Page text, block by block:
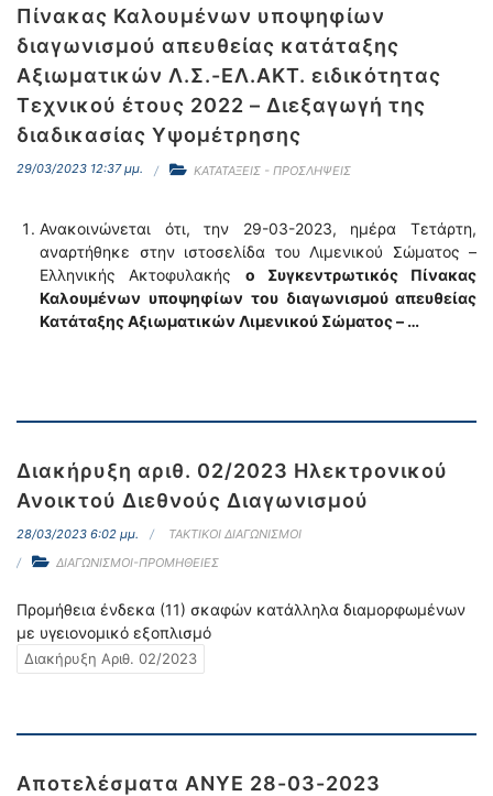
Πίνακας Καλουμένων υποψηφίων
διαγωνισμού απευθείας κατάταξης
Αξιωματικών Λ.Σ.-ΕΛ.ΑΚΤ. ειδικότητας
Τεχνικού έτους 2022 – Διεξαγωγή της
διαδικασίας Yψομέτρησης
29/03/2023 12:37 μμ. ΚΑΤΑΤΑΞΕΙΣ - ΠΡΟΣΛΗΨΕΙΣ
Ανακοινώνεται ότι, την 29-03-2023, ημέρα Τετάρτη,
αναρτήθηκε στην ιστοσελίδα του Λιμενικού Σώματος –
Ελληνικής Ακτοφυλακής ο Συγκεντρωτικός Πίνακας
Καλουμένων υποψηφίων του διαγωνισμού απευθείας
Κατάταξης Αξιωματικών Λιμενικού Σώματος – …
Διακήρυξη αριθ. 02/2023 Ηλεκτρονικού
Ανοικτού Διεθνούς Διαγωνισμού
28/03/2023 6:02 μμ.
ΤΑΚΤΙΚΟΙ ΔΙΑΓΩΝΙΣΜΟΙ
ΔΙΑΓΩΝΙΣΜΟΙ-ΠΡΟΜΗΘΕΙΕΣ
Προμήθεια ένδεκα (11) σκαφών κατάλληλα διαμορφωμένων
με υγειονομικό εξοπλισμό
Διακήρυξη Αριθ. 02/2023
Αποτελέσματα ΑΝΥΕ 28-03-2023